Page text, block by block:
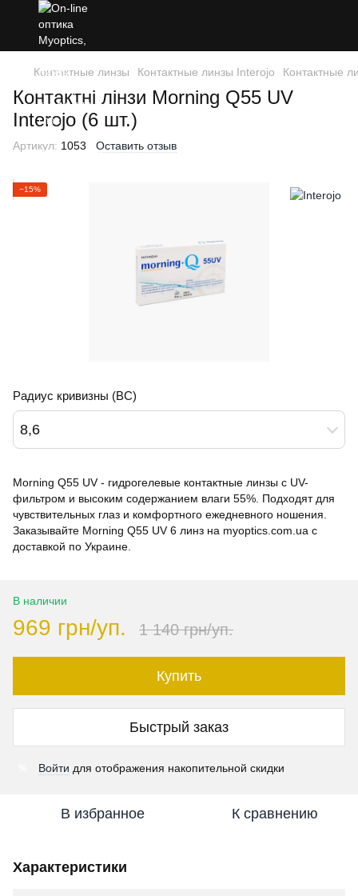
Контактные линзы Контактные линзы Interojo Контактные
Контактні лінзи Morning Q55 UV
Interojo (6 шт.)
Артикул: 1053 Оставить отзыв
−15%
Радиус кривизны (BC)
8,6
Morning Q55 UV - гидрогелевые контактные линзы с UV-
фильтром и высоким содержанием влаги 55%. Подходят для
чувствительных глаз и комфортного ежедневного ношения.
Заказывайте Morning Q55 UV 6 линз на myoptics.com.ua с
доставкой по Украине.
В наличии
969 грн/уп. 1 140 грн/уп.
Купить
Быстрый заказ
Войти для отображения накопительной скидки
В избранное К сравнению
Характеристики